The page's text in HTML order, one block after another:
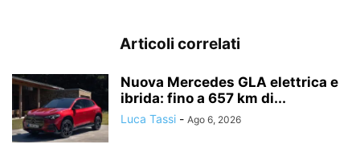
Articoli correlati
Nuova Mercedes GLA elettrica e
ibrida: fino a 657 km di...
Luca Tassi - Ago 6, 2026